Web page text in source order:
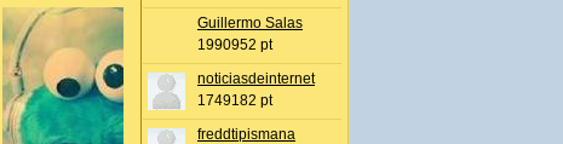
Guillermo Salas
1990952 pt
noticiasdeinternet
1749182 pt
freddtipismana